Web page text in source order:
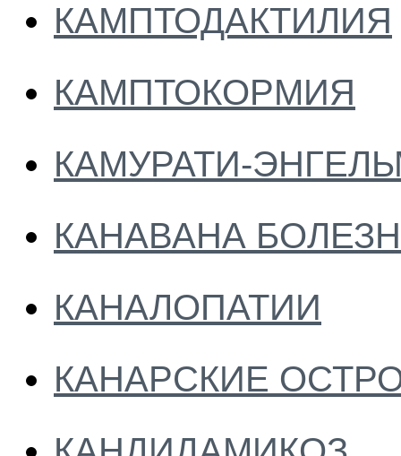
КАМПТОДАКТИЛИЯ
КАМПТОКОРМИЯ
КАМУРАТИ-
КАНАВАНА
КАНАЛОПАТИИ
КАНАРСКИЕ